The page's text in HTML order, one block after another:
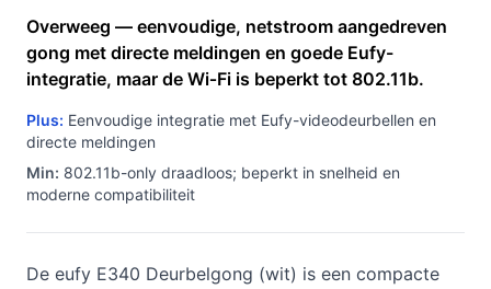
Overweeg — eenvoudige, netstroom aangedreven
gong met directe meldingen en goede Eufy-
integratie, maar de Wi‑Fi is beperkt tot 802.11b.
Plus: Eenvoudige integratie met Eufy-videodeurbellen en
directe meldingen
Min: 802.11b-only draadloos; beperkt in snelheid en
moderne compatibiliteit
De eufy E340 Deurbelgong (wit) is een compacte